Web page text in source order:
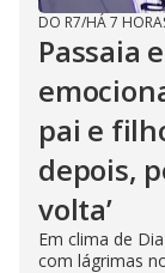
DO R7/HÁ 7
Passaia
pai e
depois,
volta’
Em clima de
com lágrimas